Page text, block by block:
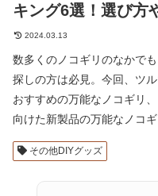
キング6選！選び方
2024.03.13
数多くのノコギリのなかで
探しの方は必見。今回、ツ
おすすめの万能なノコギリ
向けた新製品の万能なノコギ
その他DIYグッズ